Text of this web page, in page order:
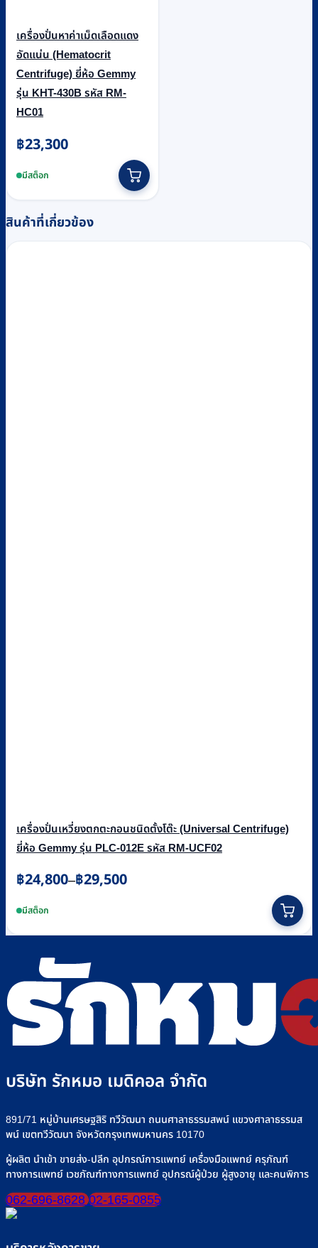
เครื่องปั่นหาค่าเม็ดเลือดแดง
อัดแน่น (Hematocrit
Centrifuge) ยี่ห้อ Gemmy
รุ่น KHT-430B รหัส RM-
HC01
฿23,300
มีสต็อก
สินค้าที่เกี่ยวข้อง
เครื่องปั่นเหวี่ยงตกตะกอนชนิดตั้งโต๊ะ (Universal Centrifuge)
ยี่ห้อ Gemmy รุ่น PLC-012E รหัส RM-UCF02
฿24,800–฿29,500
Price
range:
฿24,800
มีสต็อก
product
variants.
options
may
be
chosen
on
product
page
บริษัท รักหมอ เมดิคอล จำกัด
891/71 หมู่บ้านเศรษฐสิริ ทวีวัฒนา ถนนศาลาธรรมสพน์ แขวงศาลาธรรมส
พน์ เขตทวีวัฒนา จังหวัดกรุงเทพมหานคร 10170
ผู้ผลิต นำเข้า ขายส่ง-ปลีก อุปกรณ์การแพทย์ เครื่องมือแพทย์ ครุภัณฑ์
ทางการแพทย์ เวชภัณฑ์ทางการแพทย์ อุปกรณ์ผู้ป่วย ผู้สูงอายุ และคนพิการ
062-696-8628 02-165-0855